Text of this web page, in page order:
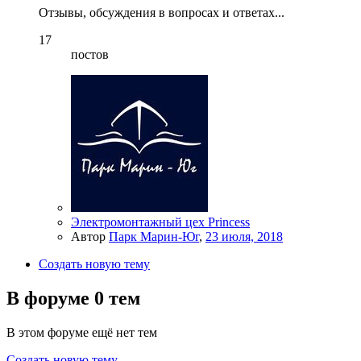
Отзывы, обсуждения в вопросах и ответах...
17
постов
Электромонтажный цех Princess
Автор Парк Марин-Юг, 23 июля, 2018
Создать новую тему
В форуме 0 тем
В этом форуме ещё нет тем